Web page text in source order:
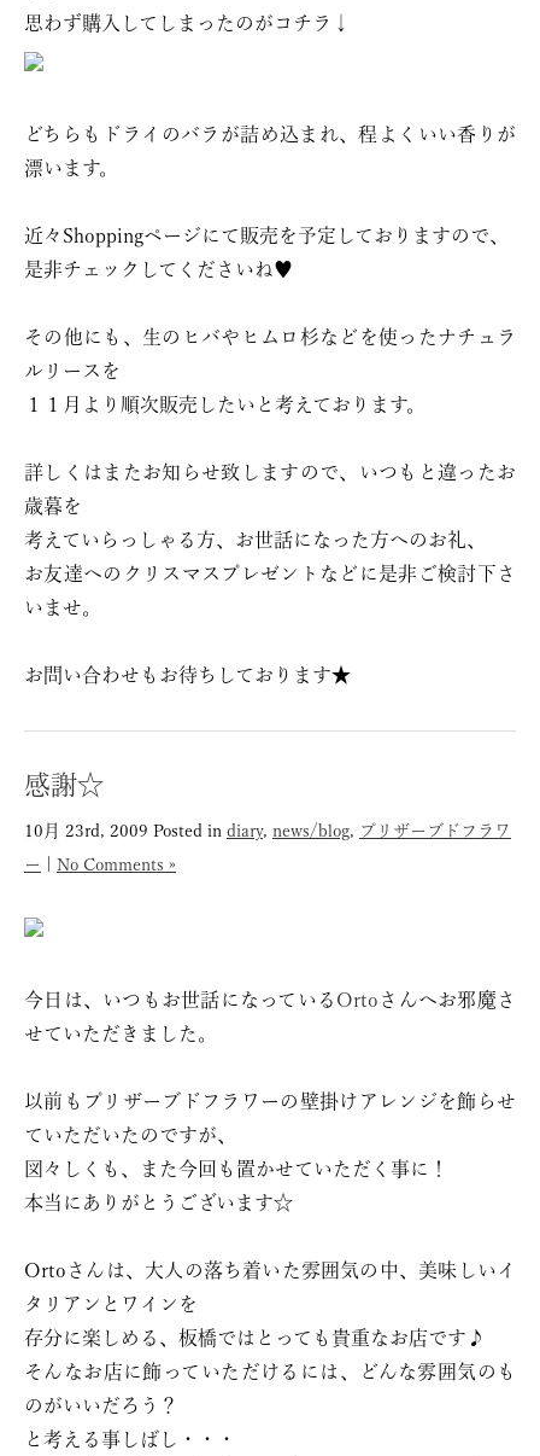
思わず購入してしまったのがコチラ↓
どちらもドライのバラが詰め込まれ、程よくいい香りが
漂います。
近々Shoppingページにて販売を予定しておりますので、
是非チェックしてくださいね♥
その他にも、生のヒバやヒムロ杉などを使ったナチュラ
ルリースを
１１月より順次販売したいと考えております。
詳しくはまたお知らせ致しますので、いつもと違ったお
歳暮を
考えていらっしゃる方、お世話になった方へのお礼、
お友達へのクリスマスプレゼントなどに是非ご検討下さ
いませ。
お問い合わせもお待ちしております★
感謝☆
10月 23rd, 2009 Posted in diary, news/blog, プリザーブドフラワ
ー
No Comments »
今日は、いつもお世話になっている Orto さんへお邪魔さ
せていただきました。
以前もプリザーブドフラワーの壁掛けアレンジを飾らせ
ていただいたのですが、
図々しくも、また今回も置かせていただく事に！
本当にありがとうございます☆
Ortoさんは、大人の落ち着いた雰囲気の中、美味しいイ
タリアンとワインを
存分に楽しめる、板橋ではとっても貴重なお店です♪
そんなお店に飾っていただけるには、どんな雰囲気のも
のがいいだろう？
と考える事しばし・・・